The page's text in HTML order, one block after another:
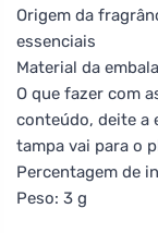
Origem da
essenciais
Material da
O que fazer com
conteúdo, deite a
tampa vai para o
Percentagem de
Peso: 3 g